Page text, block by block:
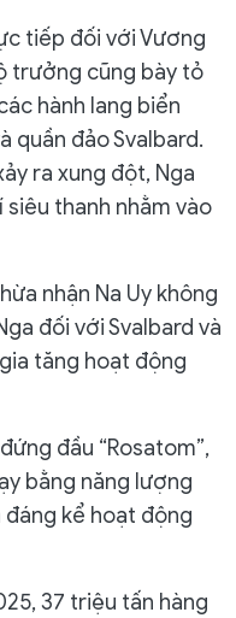
tiếp đối với Vương
trưởng cũng bày tỏ
hành lang biển
quần đảo Svalbard.
ra xung đột, Nga
siêu thanh nhằm vào
nhận Na Uy không
đối với Svalbard và
tăng hoạt động
đầu “Rosatom”,
bằng năng lượng
đáng kể hoạt động
37 triệu tấn hàng